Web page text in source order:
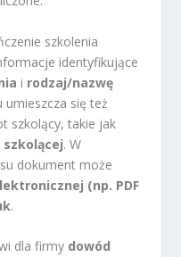
szkolenia
identyfikujące
i rodzaj/nazwę
umieszcza się też
szkolący, takie jak
. W
dokument może
(np. PDF
.
dla firmy dowód